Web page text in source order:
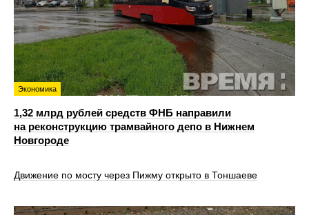
Экономика
1,32 млрд рублей средств ФНБ направили
на реконструкцию трамвайного депо в Нижнем
Новгороде
Движение по мосту через Пижму открыто в Тоншаеве